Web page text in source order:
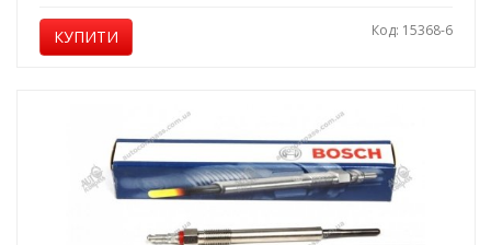
КУПИТИ Код: 15368-6